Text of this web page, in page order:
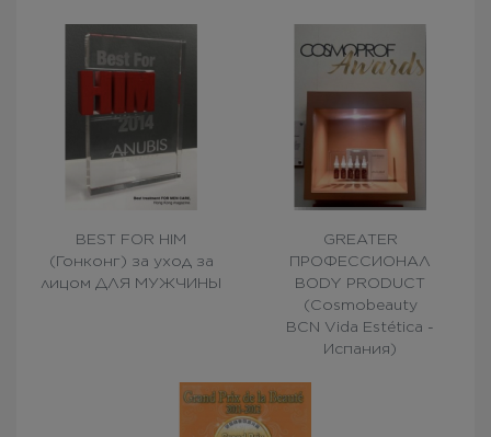
BEST FOR HIM
(Гонконг) за уход за
лицом ДЛЯ МУЖЧИНЫ
GREATER
ПРОФЕССИОНАЛ
BODY PRODUCT
(Cosmobeauty
BCN Vida Estética -
Испания)